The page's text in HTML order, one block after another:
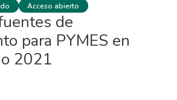
Acceso abierto
de
para PYMES en
2021